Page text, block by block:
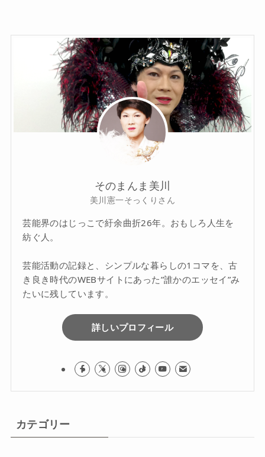
そのまんま美川
美川憲一そっくりさん
芸能界のはじっこで紆余曲折26年。おもしろ人生を
紡ぐ人。
芸能活動の記録と、シンプルな暮らしの1コマを、古
き良き時代のWEBサイトにあった”誰かのエッセイ”み
たいに残しています。
詳しいプロフィール
カテゴリー